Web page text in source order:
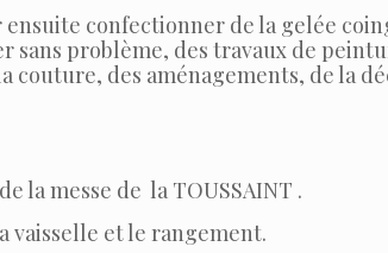
confectionner de la gelée
sans problème, des travaux de
couture, des aménagements, de la
la messe de la TOUSSAINT .
vaisselle et le rangement.